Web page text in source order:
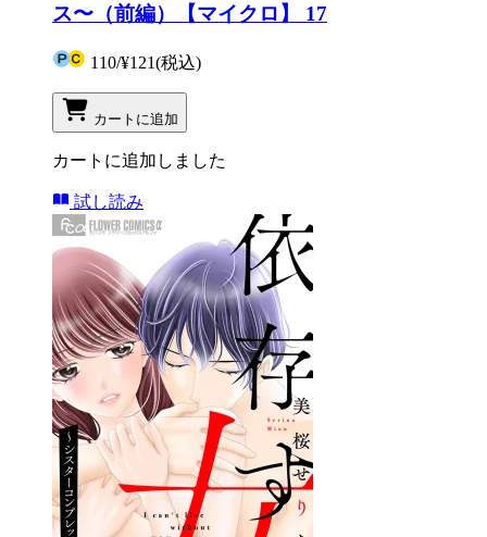
ス〜（前編）【マイクロ】 17
110/¥121(税込)
カートに追加
カートに追加しました
試し読み